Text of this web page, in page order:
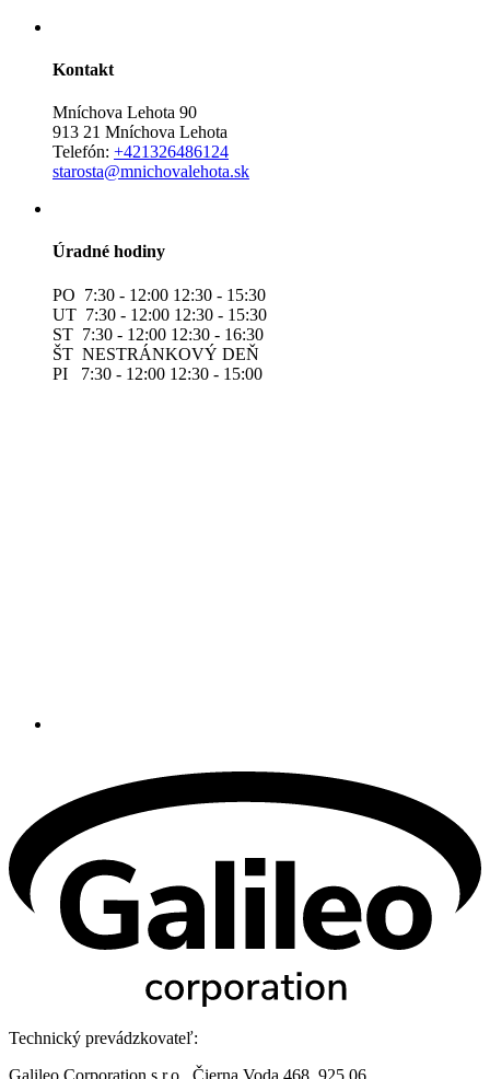
Kontakt
Mníchova Lehota 90
913 21 Mníchova Lehota
Telefón: +421326486124
starosta@mnichovalehota.sk
Úradné hodiny
PO 7:30 - 12:00 12:30 - 15:30
UT 7:30 - 12:00 12:30 - 15:30
ST 7:30 - 12:00 12:30 - 16:30
ŠT NESTRÁNKOVÝ DEŇ
PI 7:30 - 12:00 12:30 - 15:00
Technický prevádzkovateľ: